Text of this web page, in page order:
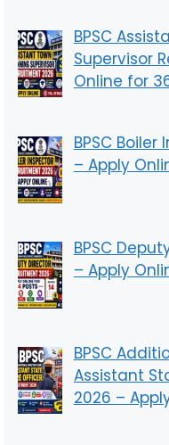
BPSC
Supervisor
Online for
BPSC
– Apply
BPSC
– Apply
BPSC
Assistant
2026 –